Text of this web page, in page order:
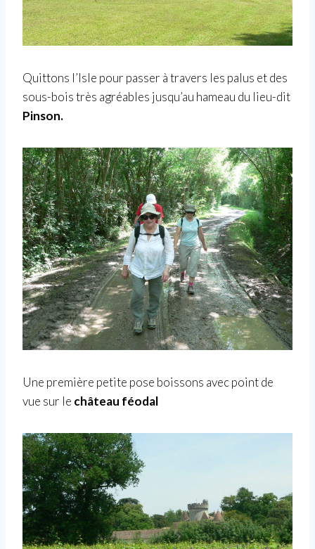
Quittons l’Isle pour passer à travers les palus et des
sous-bois très agréables jusqu’au hameau du lieu-dit
Pinson.
Une première petite pose boissons avec point de
vue sur le château féodal